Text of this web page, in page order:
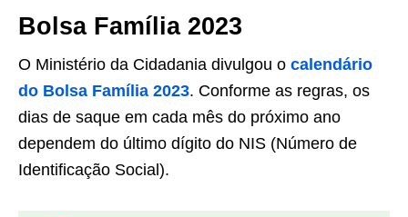
Bolsa Família 2023
O Ministério da Cidadania divulgou o calendário
do Bolsa Família 2023. Conforme as regras, os
dias de saque em cada mês do próximo ano
dependem do último dígito do NIS (Número de
Identificação Social).